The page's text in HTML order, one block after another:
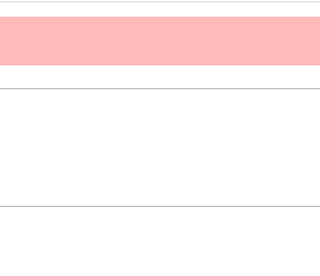
第1話